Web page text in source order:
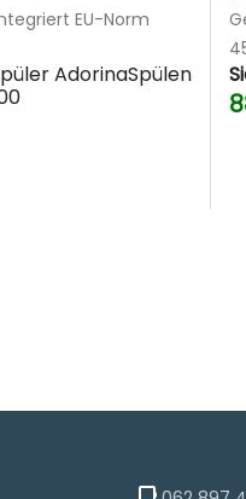
EU-Norm
AdorinaSpülen